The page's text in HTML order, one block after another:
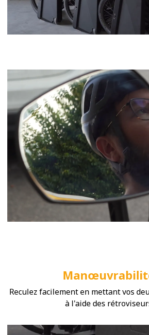
Reculez facilement en mettant vos
à l'aide des